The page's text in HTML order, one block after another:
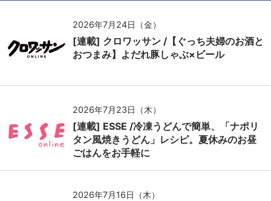
2026年7月24日（金）
[連載] クロワッサン /【ぐっち夫婦のお酒と
おつまみ】よだれ豚しゃぶ×ビール
2026年7月23日（木）
[連載] ESSE /冷凍うどんで簡単、「ナポリ
タン風焼きうどん」レシピ。夏休みのお昼
ごはんをお手軽に
2026年7月16日（木）